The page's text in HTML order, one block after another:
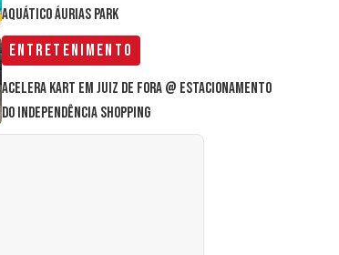
aquático Áurias Park
Entretenimento
Acelera Kart em Juiz de Fora @ estacionamento
do Independência Shopping